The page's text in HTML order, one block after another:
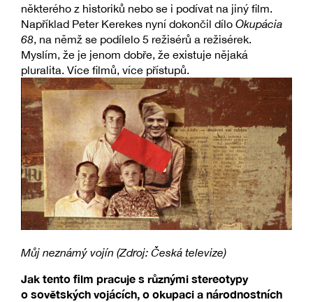
některého z historiků nebo se i podívat na jiný film.
Například Peter Kerekes nyní dokončil dílo Okupácia
68, na němž se podílelo 5 režisérů a režisérek.
Myslím, že je jenom dobře, že existuje nějaká
pluralita. Více filmů, více přístupů.
Můj neznámý vojín (Zdroj: Česká televize)
Jak tento film pracuje s různými stereotypy
o sovětských vojácích, o okupaci a národnostních